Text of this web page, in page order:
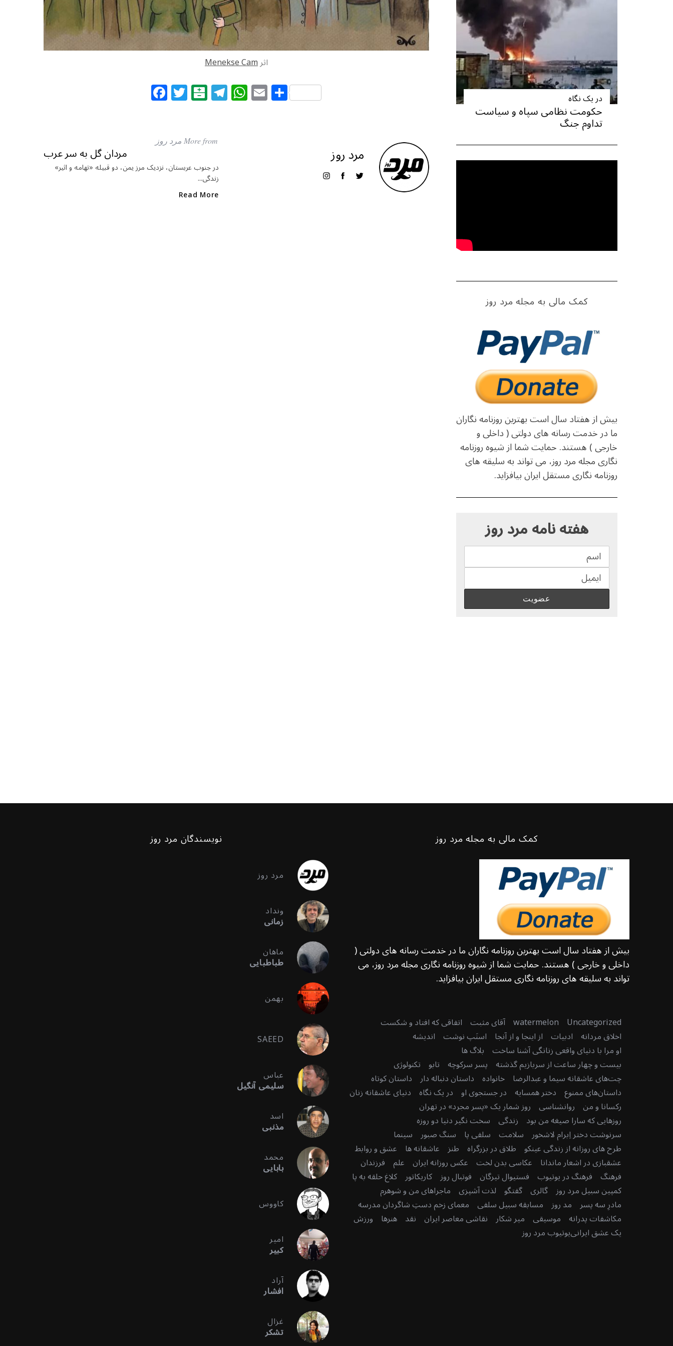
اثرMenekse Cam
F
a
e
b
ook
T
w
e
B
al
arin
T
el W
h E
m S
h
مرد روز
More from مرد روز
مردان گل به سر عرب
در جنوب عربستان، نزدیک مرز یمن، دو قبیله «تهامه و اثیر»
زندگی...
Read More
در یک نگاه
حکومت نظامی سپاه و سیاست
تداوم جنگ
کمک مالی به مجله مرد روز
بیش از هفتاد سال است بهترین روزنامه نگاران
ما در خدمت رسانه های دولتی ( داخلی و
خارجی ) هستند. حمایت شما از شیوه روزنامه
نگاری مجله مرد روز، می تواند به سلیقه های
روزنامه نگاری مستقل ایران بیافزاید.
هفته نامه مرد روز
کمک مالی به مجله مرد روز
بیش از هفتاد سال است بهترین روزنامه نگاران ما در خدمت رسانه های دولتی (
داخلی و خارجی ) هستند. حمایت شما از شیوه روزنامه نگاری مجله مرد روز، می
تواند به سلیقه های روزنامه نگاری مستقل ایران بیافزاید.
Uncategorized
watermelon آقای مثبت اتفاقی که افتاد و شکست
اخلاق مردانه ادبیات از اینجا و از آنجا اسنَپ نوشت اندیشه
او مرا با دنیای واقعی زنانگی آشنا ساخت بلاگ ها
بیست و چهار ساعت از سربازیم گذشته پسر سرکوچه تابو تکنولوژی
چت‌های عاشقانه سیما و عبدالرضا خانواده داستان دنباله دار داستان کوتاه
داستان‌های ممنوع دختر همسایه در جستجوی او در یک نگاه دنیای عاشقانه زنان
رکسانا و من روانشناسی روز شمار یک «پسر مجرد» در تهران
روزهایی که سارا صیغه من بود زندگی سخت نگیر دنیا دو روزه
سرنوشت دختر اِبرام لاشخور سلامت سلفی پا سنگ صبور سینما
طرح های روزانه از زندگی عینکو طلاق در بزرگراه طنز عاشقانه ها عشق و روابط
عشقبازی در اشعار ماندانا عکاسی بدن لخت عکس روزانه ایران علم فرزندان
فرهنگ فرهنگ در یوتیوب فستیوال تیرگان فوتبال روز کاریکاتور کلاغ حلقه به پا
کمپین سبیل مرد روز گالری گفتگو لذت آشپزی ماجراهای من و شوهرم
مادرِ سه پسر مد روز مسابقه سبیل سلفی معمای زخم دستِ شاگردان مدرسه
مکاشفات پدرانه موسیقی میر شکار نقاشی معاصر ایران نقد هنرها ورزش
یک عشق ایرانییوتیوب مرد روز
نویسندگان مرد روز
مرد روز
ونداد
زمانی
ماهان
طباطبایی
بهمن
SAEED
عباس
سلیمی آنگیل
اسد
مذنبی
محمد
بابایی
کاووس
امیر
کبیر
آراد
افشار
غزال
تشکر
S
r
c
f
r